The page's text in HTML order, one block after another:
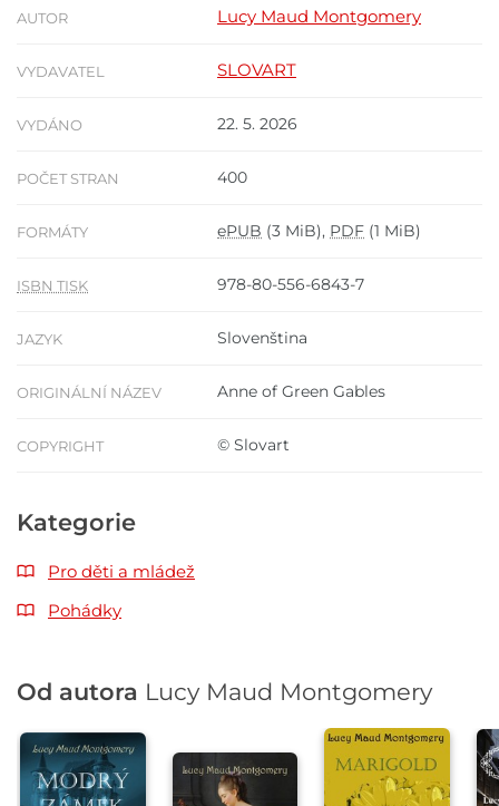
AUTOR Lucy Maud Montgomery
VYDAVATEL SLOVART
VYDÁNO 22. 5. 2026
POČET STRAN 400
FORMÁTY ePUB (3 MiB), PDF (1 MiB)
ISBN TISK 978-80-556-6843-7
JAZYK Slovenština
ORIGINÁLNÍ NÁZEV Anne of Green Gables
COPYRIGHT © Slovart
Kategorie
Pro děti a mládež
Pohádky
Od autora Lucy Maud Montgomery